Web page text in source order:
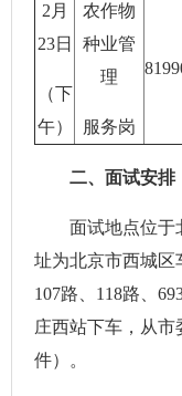
2月
23日
（下
午）
农作物
种业管
理
服务岗
二、面试安排
面试地点位于北
址为北京市西城区
107路、118路、
庄西站下车，从
件）。